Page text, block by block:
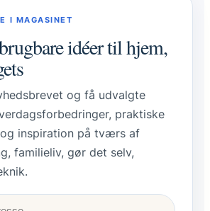
I MAGASINET
idéer til hjem,
og få udvalgte
praktiske
inspiration på tværs af
familieliv, gør det selv,